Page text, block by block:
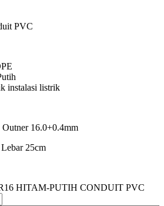
PVC
instalasi listrik
16.0+0.4mm
25cm
HITAM-PUTIH CONDUIT PVC